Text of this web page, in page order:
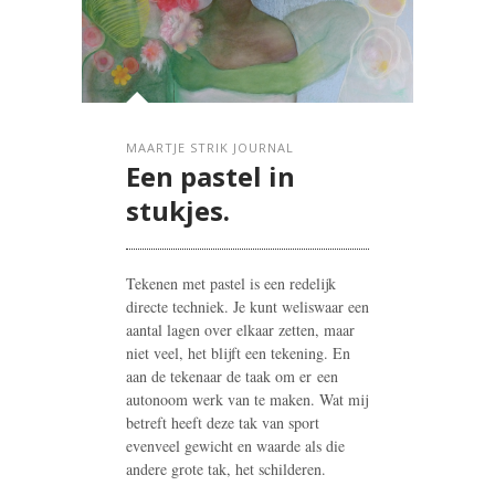
MAARTJE STRIK JOURNAL
Een pastel in
stukjes.
Tekenen met pastel is een redelijk
directe techniek. Je kunt weliswaar een
aantal lagen over elkaar zetten, maar
niet veel, het blijft een tekening. En
aan de tekenaar de taak om er een
autonoom werk van te maken. Wat mij
betreft heeft deze tak van sport
evenveel gewicht en waarde als die
andere grote tak, het schilderen.